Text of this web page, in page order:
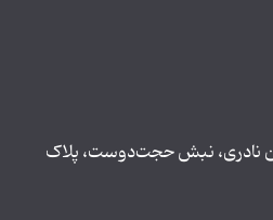
نادری، نبش حجت‌دوست، پلاک